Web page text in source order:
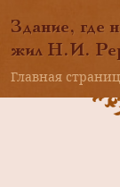
Здание, где
жил Н.И.
Главная